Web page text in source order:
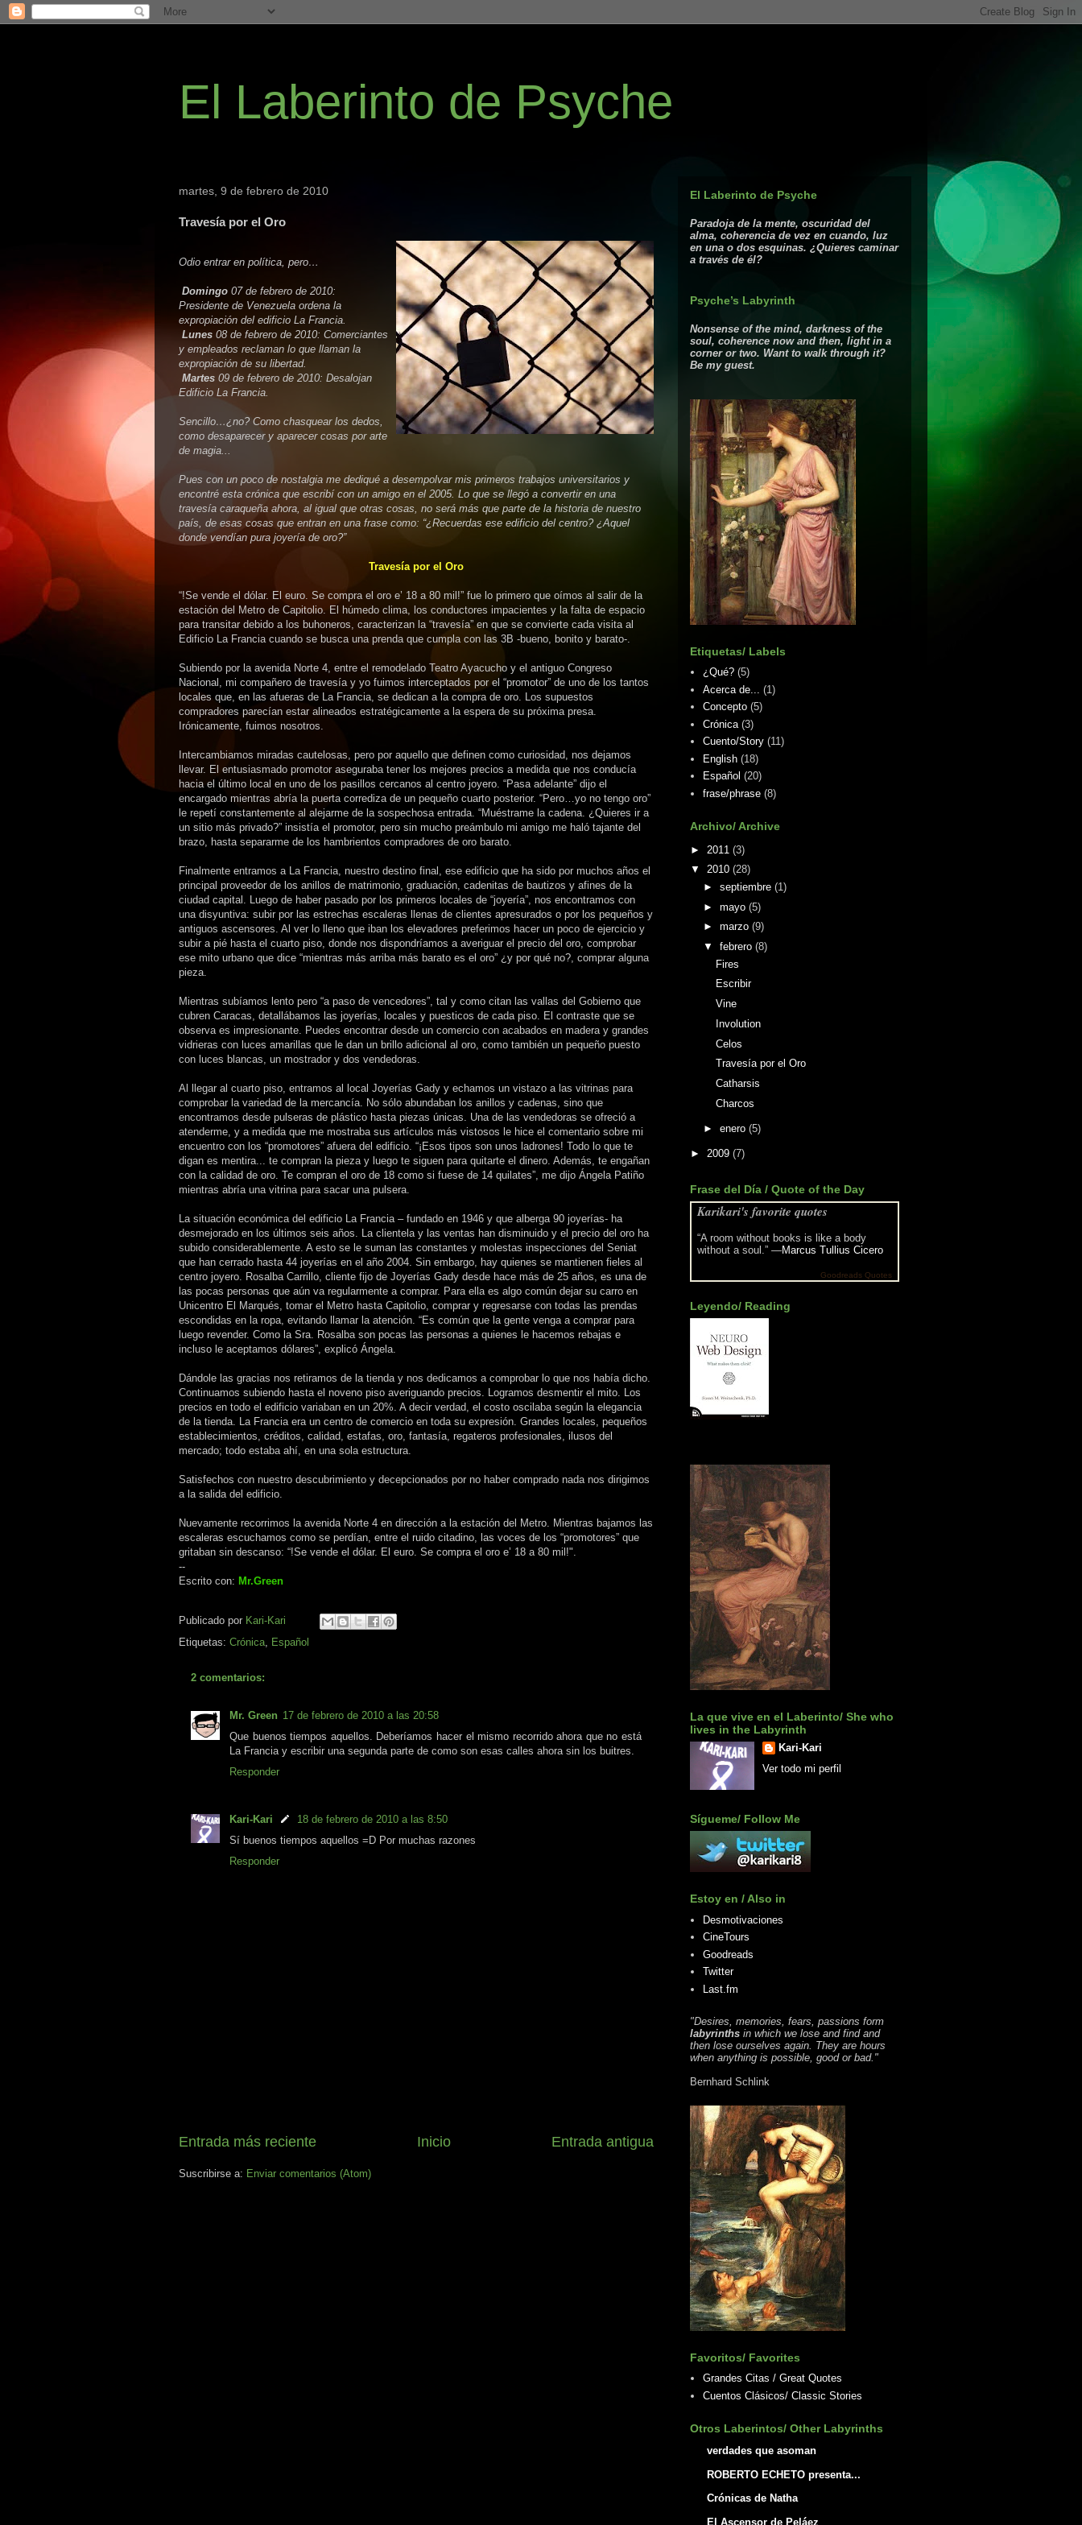
El Laberinto de Psyche
martes, 9 de febrero de 2010
Travesía por el Oro
Odio entrar en política, pero…
Domingo 07 de febrero de 2010:
Presidente de Venezuela ordena la
expropiación del edificio La Francia.
Lunes 08 de febrero de 2010: Comerciantes
y empleados reclaman lo que llaman la
expropiación de su libertad.
Martes 09 de febrero de 2010: Desalojan
Edificio La Francia.
Sencillo…¿no? Como chasquear los dedos,
como desaparecer y aparecer cosas por arte
de magia...
Pues con un poco de nostalgia me dediqué a desempolvar mis primeros trabajos universitarios y
encontré esta crónica que escribí con un amigo en el 2005. Lo que se llegó a convertir en una
travesía caraqueña ahora, al igual que otras cosas, no será más que parte de la historia de nuestro
país, de esas cosas que entran en una frase como: “¿Recuerdas ese edificio del centro? ¿Aquel
donde vendían pura joyería de oro?”
Travesía por el Oro
“!Se vende el dólar. El euro. Se compra el oro e’ 18 a 80 mil!” fue lo primero que oímos al salir de la
estación del Metro de Capitolio. El húmedo clima, los conductores impacientes y la falta de espacio
para transitar debido a los buhoneros, caracterizan la “travesía” en que se convierte cada visita al
Edificio La Francia cuando se busca una prenda que cumpla con las 3B -bueno, bonito y barato-.
Subiendo por la avenida Norte 4, entre el remodelado Teatro Ayacucho y el antiguo Congreso
Nacional, mi compañero de travesía y yo fuimos interceptados por el “promotor” de uno de los tantos
locales que, en las afueras de La Francia, se dedican a la compra de oro. Los supuestos
compradores parecían estar alineados estratégicamente a la espera de su próxima presa.
Irónicamente, fuimos nosotros.
Intercambiamos miradas cautelosas, pero por aquello que definen como curiosidad, nos dejamos
llevar. El entusiasmado promotor aseguraba tener los mejores precios a medida que nos conducía
hacia el último local en uno de los pasillos cercanos al centro joyero. “Pasa adelante” dijo el
encargado mientras abría la puerta corrediza de un pequeño cuarto posterior. “Pero…yo no tengo oro”
le repetí constantemente al alejarme de la sospechosa entrada. “Muéstrame la cadena. ¿Quieres ir a
un sitio más privado?” insistía el promotor, pero sin mucho preámbulo mi amigo me haló tajante del
brazo, hasta separarme de los hambrientos compradores de oro barato.
Finalmente entramos a La Francia, nuestro destino final, ese edificio que ha sido por muchos años el
principal proveedor de los anillos de matrimonio, graduación, cadenitas de bautizos y afines de la
ciudad capital. Luego de haber pasado por los primeros locales de “joyería”, nos encontramos con
una disyuntiva: subir por las estrechas escaleras llenas de clientes apresurados o por los pequeños y
antiguos ascensores. Al ver lo lleno que iban los elevadores preferimos hacer un poco de ejercicio y
subir a pié hasta el cuarto piso, donde nos dispondríamos a averiguar el precio del oro, comprobar
ese mito urbano que dice “mientras más arriba más barato es el oro” ¿y por qué no?, comprar alguna
pieza.
Mientras subíamos lento pero “a paso de vencedores”, tal y como citan las vallas del Gobierno que
cubren Caracas, detallábamos las joyerías, locales y puesticos de cada piso. El contraste que se
observa es impresionante. Puedes encontrar desde un comercio con acabados en madera y grandes
vidrieras con luces amarillas que le dan un brillo adicional al oro, como también un pequeño puesto
con luces blancas, un mostrador y dos vendedoras.
Al llegar al cuarto piso, entramos al local Joyerías Gady y echamos un vistazo a las vitrinas para
comprobar la variedad de la mercancía. No sólo abundaban los anillos y cadenas, sino que
encontramos desde pulseras de plástico hasta piezas únicas. Una de las vendedoras se ofreció a
atenderme, y a medida que me mostraba sus artículos más vistosos le hice el comentario sobre mi
encuentro con los “promotores” afuera del edificio. “¡Esos tipos son unos ladrones! Todo lo que te
digan es mentira... te compran la pieza y luego te siguen para quitarte el dinero. Además, te engañan
con la calidad de oro. Te compran el oro de 18 como si fuese de 14 quilates”, me dijo Ángela Patiño
mientras abría una vitrina para sacar una pulsera.
La situación económica del edificio La Francia – fundado en 1946 y que alberga 90 joyerías- ha
desmejorado en los últimos seis años. La clientela y las ventas han disminuido y el precio del oro ha
subido considerablemente. A esto se le suman las constantes y molestas inspecciones del Seniat
que han cerrado hasta 44 joyerías en el año 2004. Sin embargo, hay quienes se mantienen fieles al
centro joyero. Rosalba Carrillo, cliente fijo de Joyerías Gady desde hace más de 25 años, es una de
las pocas personas que aún va regularmente a comprar. Para ella es algo común dejar su carro en
Unicentro El Marqués, tomar el Metro hasta Capitolio, comprar y regresarse con todas las prendas
escondidas en la ropa, evitando llamar la atención. “Es común que la gente venga a comprar para
luego revender. Como la Sra. Rosalba son pocas las personas a quienes le hacemos rebajas e
incluso le aceptamos dólares”, explicó Ángela.
Dándole las gracias nos retiramos de la tienda y nos dedicamos a comprobar lo que nos había dicho.
Continuamos subiendo hasta el noveno piso averiguando precios. Logramos desmentir el mito. Los
precios en todo el edificio variaban en un 20%. A decir verdad, el costo oscilaba según la elegancia
de la tienda. La Francia era un centro de comercio en toda su expresión. Grandes locales, pequeños
establecimientos, créditos, calidad, estafas, oro, fantasía, regateros profesionales, ilusos del
mercado; todo estaba ahí, en una sola estructura.
Satisfechos con nuestro descubrimiento y decepcionados por no haber comprado nada nos dirigimos
a la salida del edificio.
Nuevamente recorrimos la avenida Norte 4 en dirección a la estación del Metro. Mientras bajamos las
escaleras escuchamos como se perdían, entre el ruido citadino, las voces de los “promotores” que
gritaban sin descanso: “!Se vende el dólar. El euro. Se compra el oro e’ 18 a 80 mil!".
--
Escrito con: Mr.Green
Publicado por Kari-Kari
Etiquetas: Crónica, Español
2 comentarios:
Mr. Green 17 de febrero de 2010 a las 20:58
Que buenos tiempos aquellos. Deberíamos hacer el mismo recorrido ahora que no está
La Francia y escribir una segunda parte de como son esas calles ahora sin los buitres.
Responder
Kari-Kari
18 de febrero de 2010 a las 8:50
Sí buenos tiempos aquellos =D Por muchas razones
Responder
Entrada más reciente Entrada antigua
Inicio
Suscribirse a: Enviar comentarios (Atom)
El Laberinto de Psyche
Paradoja de la mente, oscuridad del
alma, coherencia de vez en cuando, luz
en una o dos esquinas. ¿Quieres caminar
a través de él?
Psyche’s Labyrinth
Nonsense of the mind, darkness of the
soul, coherence now and then, light in a
corner or two. Want to walk through it?
Be my guest.
Etiquetas/ Labels
¿Qué? (5)
Acerca de...
(1)
Concepto (5)
Crónica (3)
Cuento/Story (11)
English (18)
Español (20)
frase/phrase (8)
Archivo/ Archive
► 2011 (3)
▼ 2010 (28)
► septiembre (1)
► mayo (5)
► marzo (9)
▼ febrero (8)
Fires
Escribir
Vine
Involution
Celos
Travesía por el Oro
Catharsis
Charcos
► enero (5)
► 2009 (7)
Frase del Día / Quote of the Day
Karikari's favorite quotes
“A room without books is like a body
without a soul.” —Marcus Tullius Cicero
Goodreads Quotes
Leyendo/ Reading
La que vive en el Laberinto/ She who
lives in the Labyrinth
Kari-Kari
Ver todo mi perfil
Sígueme/ Follow Me
Estoy en / Also in
Desmotivaciones
CineTours
Goodreads
Twitter
Last.fm
"Desires, memories, fears, passions form
labyrinths in which we lose and find and
then lose ourselves again. They are hours
when anything is possible, good or bad."
Bernhard Schlink
Favoritos/ Favorites
Grandes Citas / Great Quotes
Cuentos Clásicos/ Classic Stories
Otros Laberintos/ Other Labyrinths
verdades que asoman
ROBERTO ECHETO presenta...
Crónicas de Natha
El Ascensor de Peláez